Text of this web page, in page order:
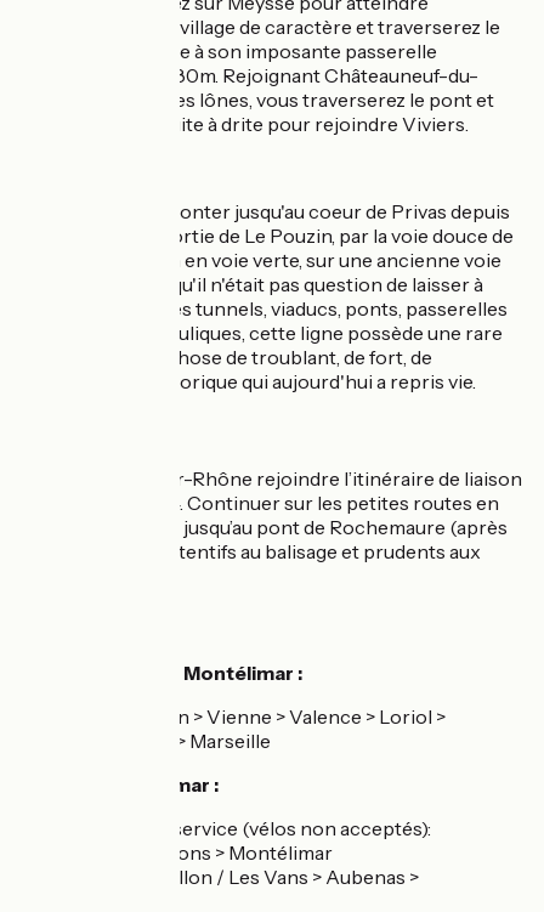
Rochemaure, son village de caractère et traverserez le
Vieux Rhône grâce à son imposante passerelle
himalayenne de 280m. Rejoignant Châteauneuf-du-
Rhône, longeant les lônes, vous traverserez le pont et
prendrez tut de suite à drite pour rejoindre Viviers.
Possibilité de remonter jusqu'au coeur de Privas depuis
la ViaRhôna à la sortie de Le Pouzin, par la voie douce de
la Payre, sur 20km en voie verte, sur une ancienne voie
de chemin de fer qu'il n'était pas question de laisser à
l'abandon. Avec ses tunnels, viaducs, ponts, passerelles
et ouvrages hydrauliques, cette ligne possède une rare
beauté. Quelque chose de troublant, de fort, de
patrimonial, d'historique qui aujourd'hui a repris vie.
Depuis Saulce-sur-Rhône rejoindre l’itinéraire de liaison
balisé sur la D 204. Continuer sur les petites routes en
suivant le balisage jusqu’au pont de Rochemaure (après
Ancône). Soyez attentifs au balisage et prudents aux
Gare de Loriol et Montélimar :
Ligne 5 : Lyon > Vienne > Valence > Loriol >
Montélimar > Marseille
Gare de Montélimar :
Car TER en service (vélos non acceptés):
Ligne 71 : Nyons > Montélimar
Ligne 74 : Vallon / Les Vans > Aubenas >